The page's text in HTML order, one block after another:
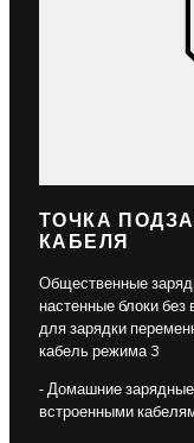
ТОЧКА
КАБЕЛЯ
Общественные
настенные блоки
для зарядки
кабель режима 3
- Домашние
встроенными